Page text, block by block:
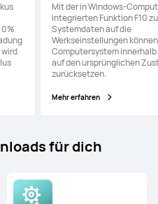
wird
Mit der in Windows-
integrierten Funktion F10
Systemdaten auf die
Werkseinstellungen
Computersystem
auf den ursprünglichen
zurücksetzen.
Mehr erfahren
für dich